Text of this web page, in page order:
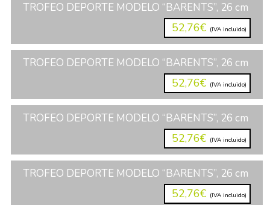
TROFEO DEPORTE MODELO “BARENTS”, 26 cm
52,76€ (IVA incluido)
TROFEO DEPORTE MODELO “BARENTS”, 26 cm
52,76€ (IVA incluido)
TROFEO DEPORTE MODELO “BARENTS”, 26 cm
52,76€ (IVA incluido)
TROFEO DEPORTE MODELO “BARENTS”, 26 cm
52,76€ (IVA incluido)